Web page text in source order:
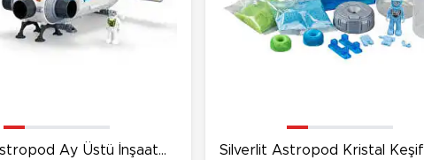
Ay Üstü İnşaat
Silverlit Astropod Kristal Keşif